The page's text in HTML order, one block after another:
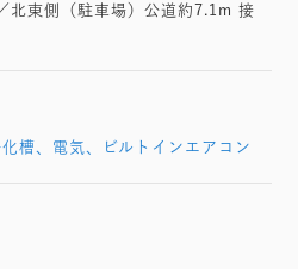
北東側（駐車場）公道約7.1m 接
槽、電気、ビルトインエアコン